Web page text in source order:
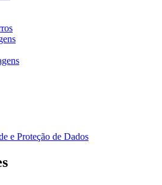
e Proteção de Dados